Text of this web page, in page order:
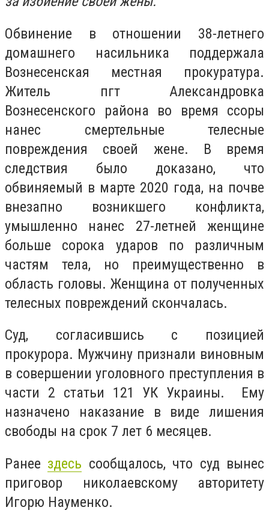
Обвинение в отношении 38-летнего
домашнего насильника поддержала
Вознесенская местная прокуратура.
Житель пгт Александровка
Вознесенского района во время ссоры
нанес смертельные телесные
повреждения своей жене. В время
следствия было доказано, что
обвиняемый в марте 2020 года, на почве
внезапно возникшего конфликта,
умышленно нанес 27-летней женщине
больше сорока ударов по различным
частям тела, но преимущественно в
область головы. Женщина от полученных
телесных повреждений скончалась.
Суд, согласившись с позицией
прокурора. Мужчину признали виновным
в совершении уголовного преступления в
части 2 статьи 121 УК Украины. Ему
назначено наказание в виде лишения
свободы на срок 7 лет 6 месяцев.
Ранее здесь сообщалось, что суд вынес
приговор николаевскому авторитету
Игорю Науменко.